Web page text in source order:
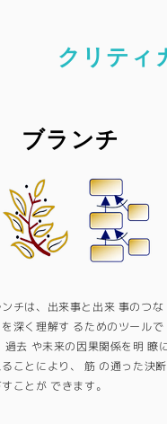
クリティ
​ブランチ
ンチは、出来事と出来 事のつな
を深く理解す るためのツールで
過去 や未来の因果関係を明 瞭
ことにより、 筋 の通った決断
ことが できます。